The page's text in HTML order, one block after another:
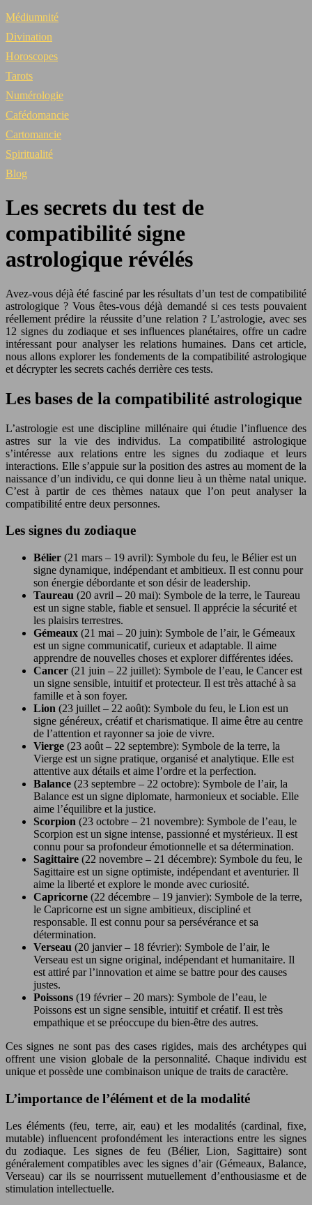
Médiumnité
Divination
Horoscopes
Tarots
Numérologie
Cafédomancie
Cartomancie
Spiritualité
Blog
Les secrets du test de
compatibilité signe
astrologique révélés
Avez-vous déjà été fasciné par les résultats d’un test de compatibilité
astrologique ? Vous êtes-vous déjà demandé si ces tests pouvaient
réellement prédire la réussite d’une relation ? L’astrologie, avec ses
12 signes du zodiaque et ses influences planétaires, offre un cadre
intéressant pour analyser les relations humaines. Dans cet article,
nous allons explorer les fondements de la compatibilité astrologique
et décrypter les secrets cachés derrière ces tests.
Les bases de la compatibilité astrologique
L’astrologie est une discipline millénaire qui étudie l’influence des
astres sur la vie des individus. La compatibilité astrologique
s’intéresse aux relations entre les signes du zodiaque et leurs
interactions. Elle s’appuie sur la position des astres au moment de la
naissance d’un individu, ce qui donne lieu à un thème natal unique.
C’est à partir de ces thèmes nataux que l’on peut analyser la
compatibilité entre deux personnes.
Les signes du zodiaque
Bélier (21 mars – 19 avril): Symbole du feu, le Bélier est un
signe dynamique, indépendant et ambitieux. Il est connu pour
son énergie débordante et son désir de leadership.
Taureau (20 avril – 20 mai): Symbole de la terre, le Taureau
est un signe stable, fiable et sensuel. Il apprécie la sécurité et
les plaisirs terrestres.
Gémeaux (21 mai – 20 juin): Symbole de l’air, le Gémeaux
est un signe communicatif, curieux et adaptable. Il aime
apprendre de nouvelles choses et explorer différentes idées.
Cancer (21 juin – 22 juillet): Symbole de l’eau, le Cancer est
un signe sensible, intuitif et protecteur. Il est très attaché à sa
famille et à son foyer.
Lion (23 juillet – 22 août): Symbole du feu, le Lion est un
signe généreux, créatif et charismatique. Il aime être au centre
de l’attention et rayonner sa joie de vivre.
Vierge (23 août – 22 septembre): Symbole de la terre, la
Vierge est un signe pratique, organisé et analytique. Elle est
attentive aux détails et aime l’ordre et la perfection.
Balance (23 septembre – 22 octobre): Symbole de l’air, la
Balance est un signe diplomate, harmonieux et sociable. Elle
aime l’équilibre et la justice.
Scorpion (23 octobre – 21 novembre): Symbole de l’eau, le
Scorpion est un signe intense, passionné et mystérieux. Il est
connu pour sa profondeur émotionnelle et sa détermination.
Sagittaire (22 novembre – 21 décembre): Symbole du feu, le
Sagittaire est un signe optimiste, indépendant et aventurier. Il
aime la liberté et explore le monde avec curiosité.
Capricorne (22 décembre – 19 janvier): Symbole de la terre,
le Capricorne est un signe ambitieux, discipliné et
responsable. Il est connu pour sa persévérance et sa
détermination.
Verseau (20 janvier – 18 février): Symbole de l’air, le
Verseau est un signe original, indépendant et humanitaire. Il
est attiré par l’innovation et aime se battre pour des causes
justes.
Poissons (19 février – 20 mars): Symbole de l’eau, le
Poissons est un signe sensible, intuitif et créatif. Il est très
empathique et se préoccupe du bien-être des autres.
Ces signes ne sont pas des cases rigides, mais des archétypes qui
offrent une vision globale de la personnalité. Chaque individu est
unique et possède une combinaison unique de traits de caractère.
L’importance de l’élément et de la modalité
Les éléments (feu, terre, air, eau) et les modalités (cardinal, fixe,
mutable) influencent profondément les interactions entre les signes
du zodiaque. Les signes de feu (Bélier, Lion, Sagittaire) sont
généralement compatibles avec les signes d’air (Gémeaux, Balance,
Verseau) car ils se nourrissent mutuellement d’enthousiasme et de
stimulation intellectuelle.